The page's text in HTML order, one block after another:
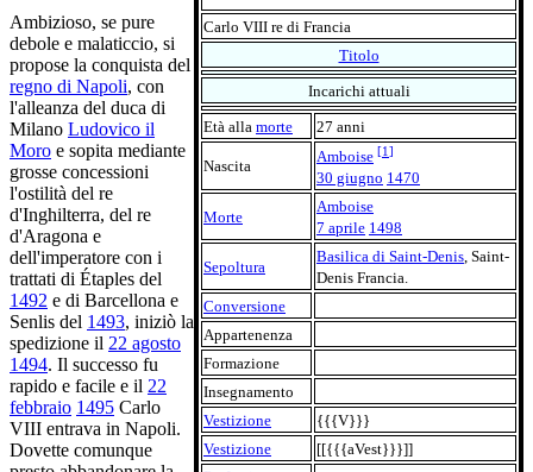
Carlo VIII re di Francia
Titolo
Incarichi attuali
Età alla morte 27 anni
Nascita
Amboise [1]
30 giugno 1470
Morte
Amboise
7 aprile 1498
Sepoltura
Basilica di Saint-Denis , Saint-
Denis Francia.
Conversione
Appartenenza
Formazione
Insegnamento
Vestizione
{{{V}}}
Vestizione
[[{{{aVest}}}]]
Ambizioso, se pure
debole e malaticcio, si
propose la conquista del
regno di Napoli, con
l'alleanza del duca di
Milano Ludovico il
Moro e sopita mediante
grosse concessioni
l'ostilità del re
d'Inghilterra, del re
d'Aragona e
dell'imperatore con i
trattati di Étaples del
1492 e di Barcellona e
Senlis del 1493, iniziò la
spedizione il 22 agosto
1494. Il successo fu
rapido e facile e il 22
febbraio 1495 Carlo
VIII entrava in Napoli.
Dovette comunque